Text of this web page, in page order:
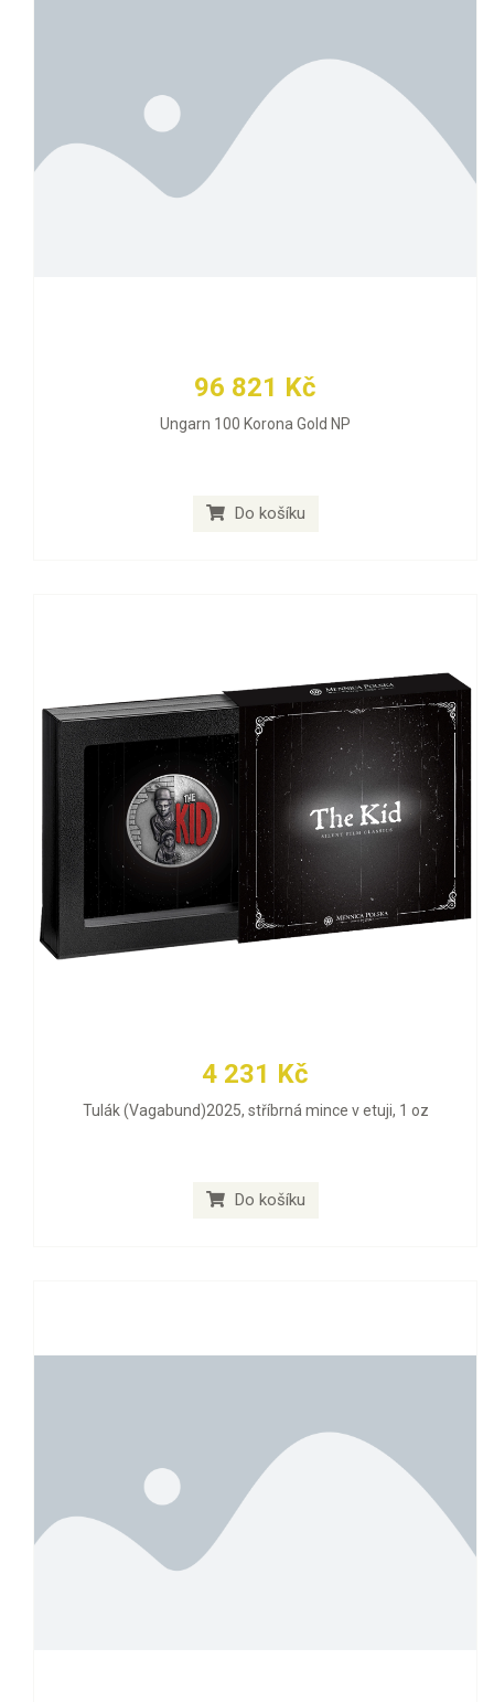
96 821 Kč
Ungarn 100 Korona Gold NP
Do košíku
4 231 Kč
Tulák (Vagabund)2025, stříbrná mince v etuji, 1 oz
Do košíku